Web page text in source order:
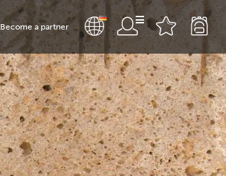
Become a partner